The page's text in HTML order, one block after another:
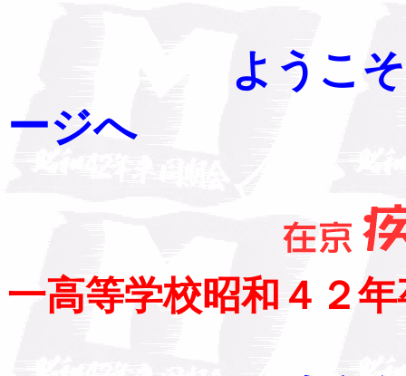
ようこそ
ージへ
一高等学校昭和４２